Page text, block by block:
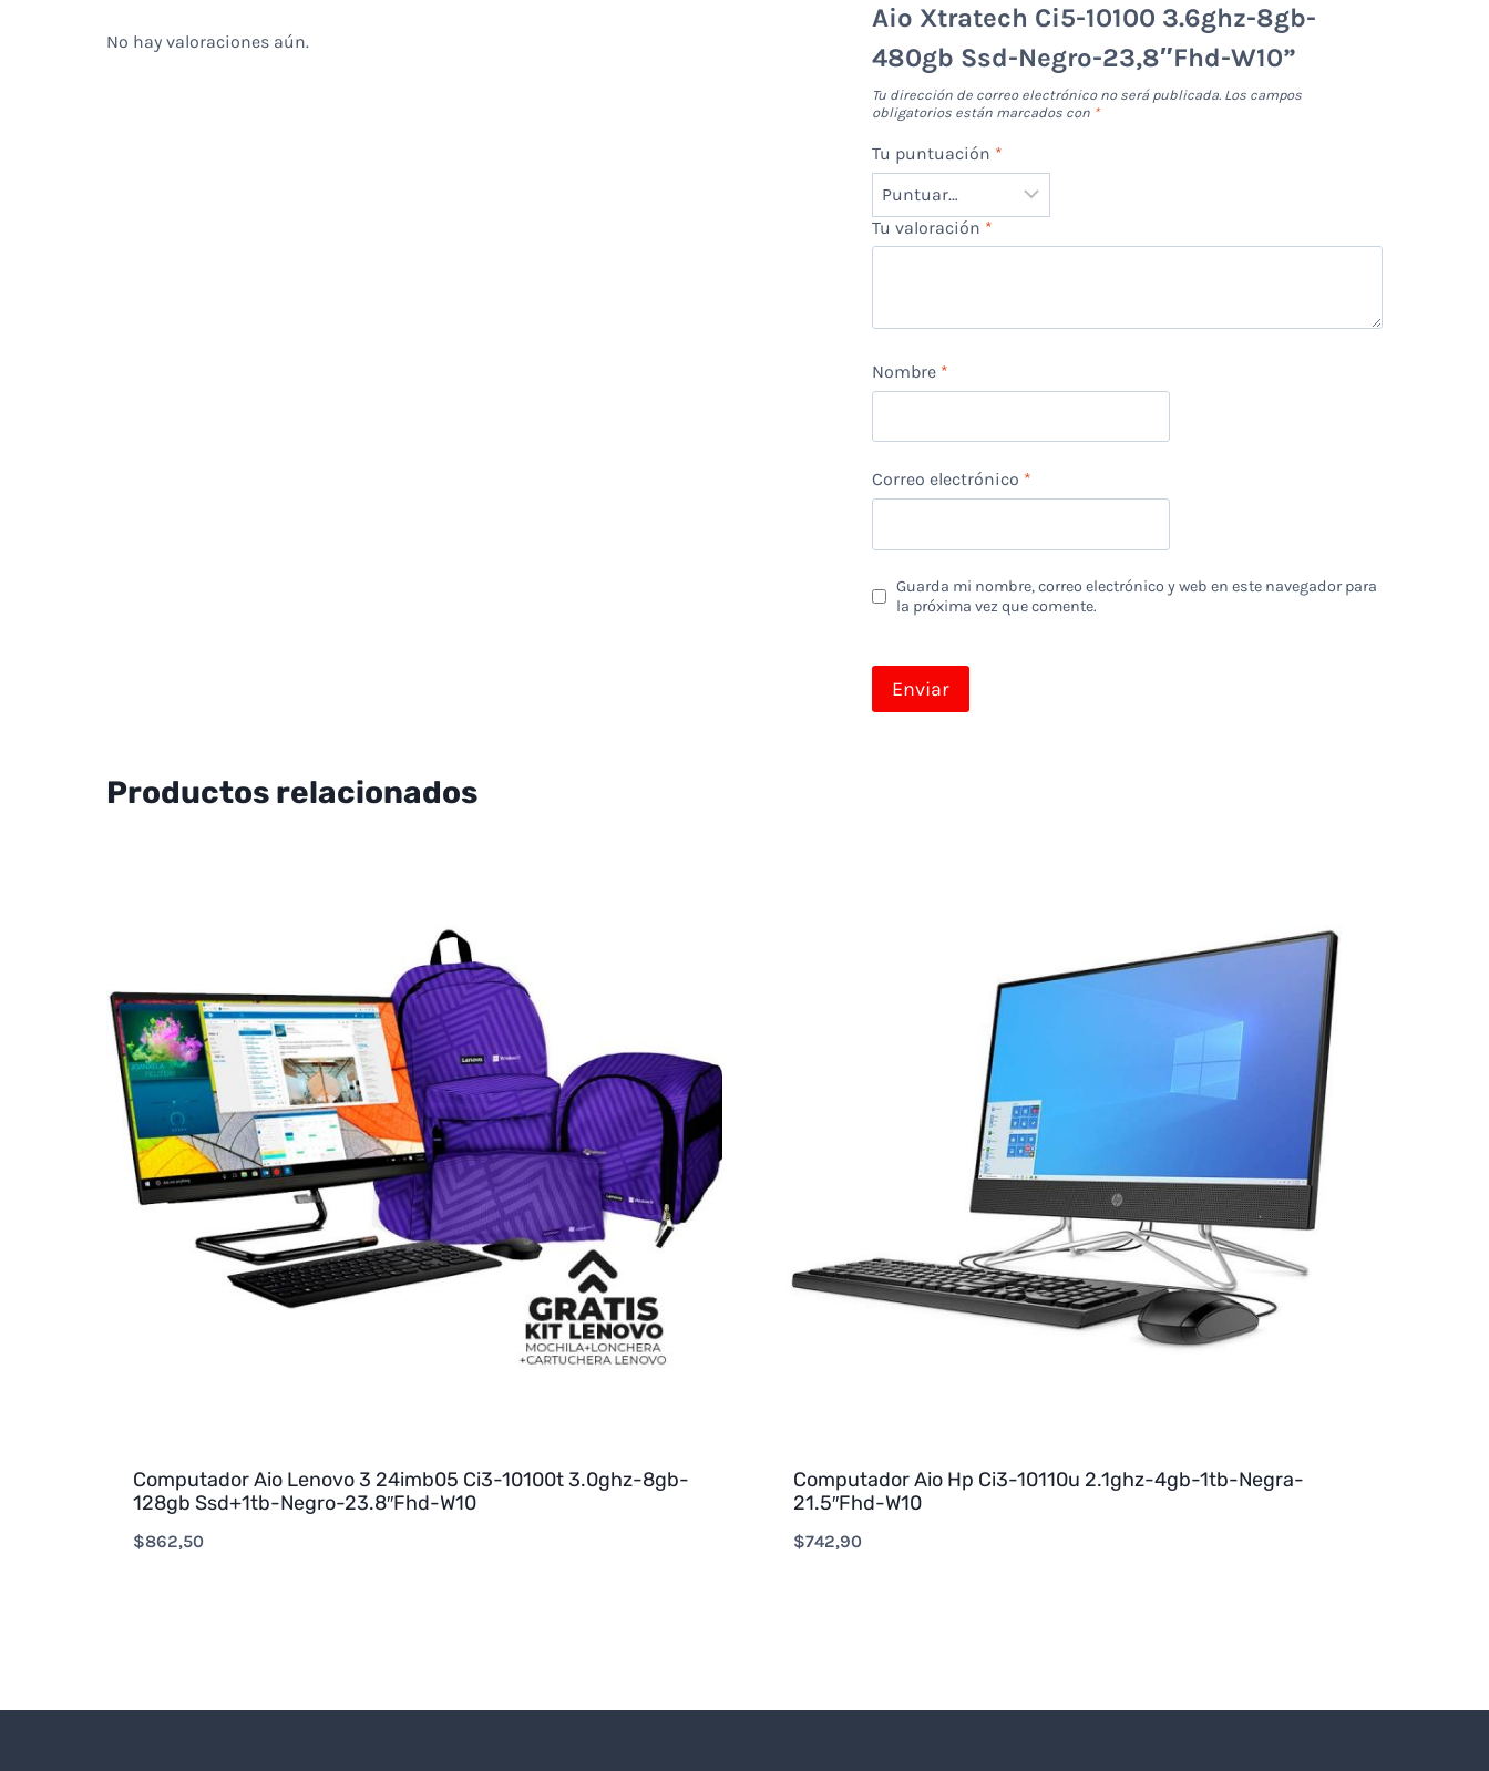
No hay valoraciones aún.
Aio Xtratech Ci5-10100 3.6ghz-8gb-
480gb Ssd-Negro-23,8″Fhd-W10”
Tu dirección de correo electrónico no será publicada. Los campos
obligatorios están marcados con *
Tu puntuación *
Tu valoración *
Nombre *
Correo electrónico *
Guarda mi nombre, correo electrónico y web en este navegador para
la próxima vez que comente.
Productos relacionados
Computador Aio Lenovo 3 24imb05 Ci3-10100t 3.0ghz-8gb-
128gb Ssd+1tb-Negro-23.8″Fhd-W10
$862,50
Computador Aio Hp Ci3-10110u 2.1ghz-4gb-1tb-Negra-
21.5″Fhd-W10
$742,90